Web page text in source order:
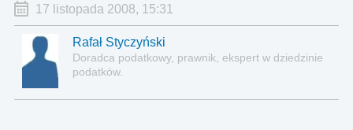
17 listopada 2008, 15:31
Rafał Styczyński
Doradca podatkowy, prawnik, ekspert w dziedzinie
podatków.